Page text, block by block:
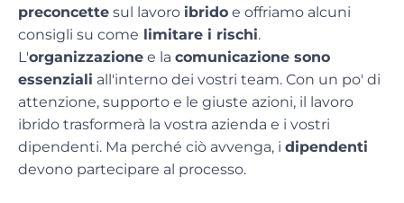
preconcette sul lavoro ibrido e offriamo alcuni
consigli su come limitare i rischi.
L'organizzazione e la comunicazione sono
essenziali all'interno dei vostri team. Con un po' di
attenzione, supporto e le giuste azioni, il lavoro
ibrido trasformerà la vostra azienda e i vostri
dipendenti. Ma perché ciò avvenga, i dipendenti
devono partecipare al processo.